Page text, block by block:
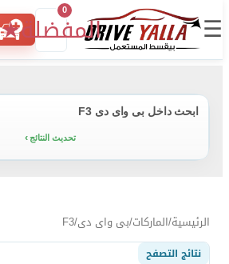
☰ المفضلة
0
★
ابحث داخل بى واى دى F3
تحديث النتائج
الرئيسية/الماركات/بى واى دى/
F3
نتائج التصفح